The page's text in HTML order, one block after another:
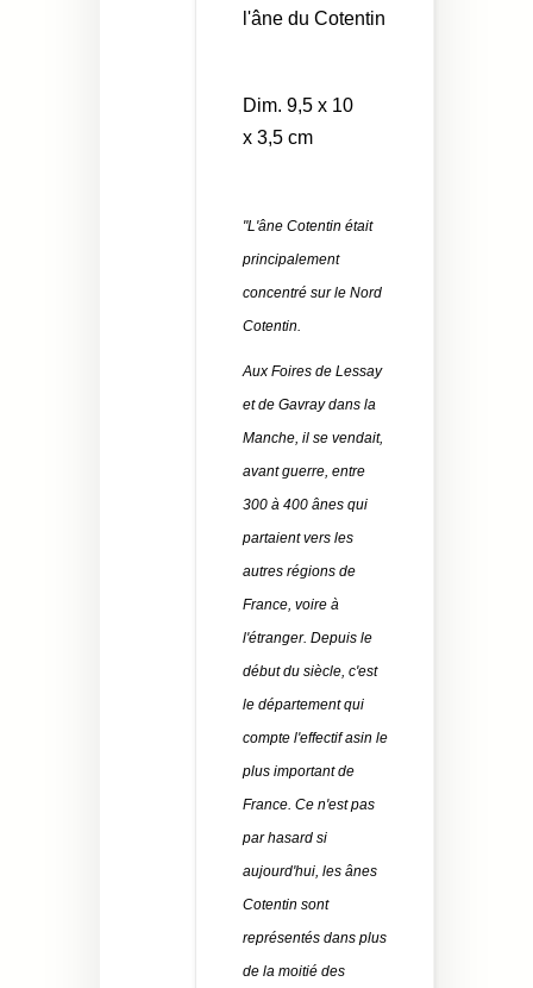
l'âne du Cotentin
Dim. 9,5 x 10
x 3,5 cm
"L'âne Cotentin était
principalement
concentré sur le Nord
Cotentin.
Aux Foires de Lessay
et de Gavray dans la
Manche, il se vendait,
avant guerre, entre
300 à 400 ânes qui
partaient vers les
autres régions de
France, voire à
l'étranger. Depuis le
début du siècle, c'est
le département qui
compte l'effectif asin le
plus important de
France. Ce n'est pas
par hasard si
aujourd'hui, les ânes
Cotentin sont
représentés dans plus
de la moitié des